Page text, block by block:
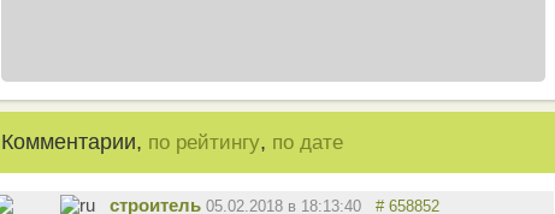
Комментарии, по рейтингу, по дате
строитель 05.02.2018 в 18:13:40 # 658852